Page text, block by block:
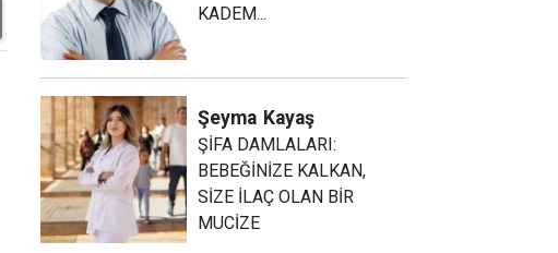
KADEM...
Şeyma Kayaş
ŞİFA DAMLALARI:
BEBEĞİNİZE KALKAN,
SİZE İLAÇ OLAN BİR
MUCİZE